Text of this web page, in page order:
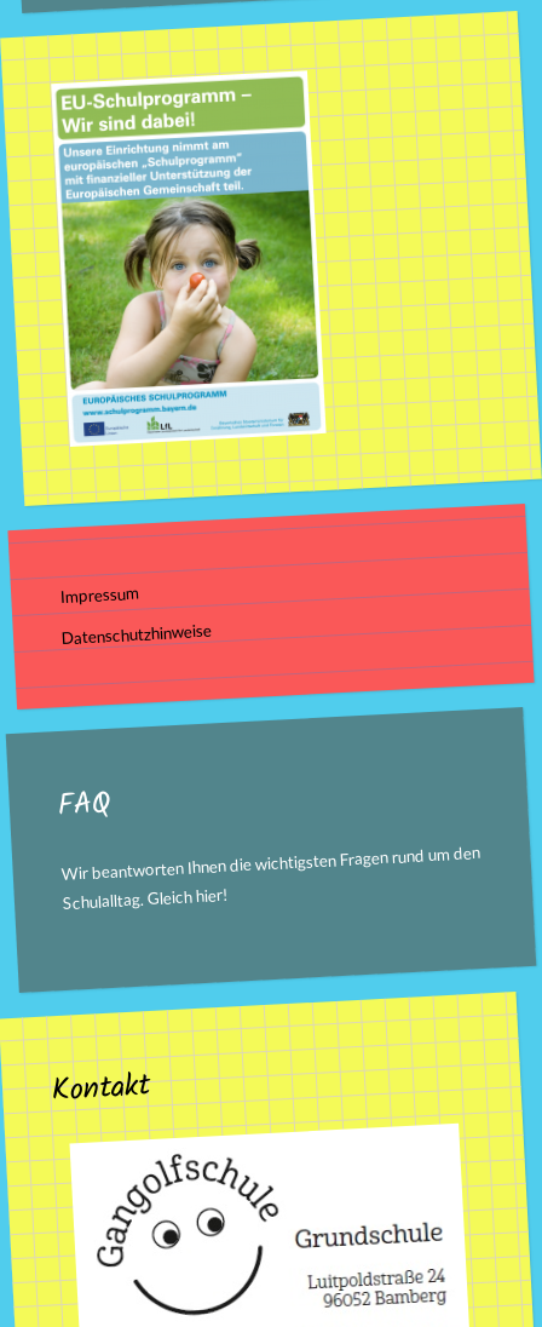
Impressum
Datenschutzhinweise
FAQ
Wir beantworten Ihnen die wichtigsten Fragen rund um den
Schulalltag. Gleichhier!
Kontakt